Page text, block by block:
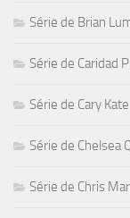
Série de Brian
Série de Caridad
Série de Cary Kate
Série de Chelsea
Série de Chris